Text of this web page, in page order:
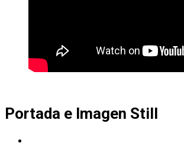
Portada e Imagen Still